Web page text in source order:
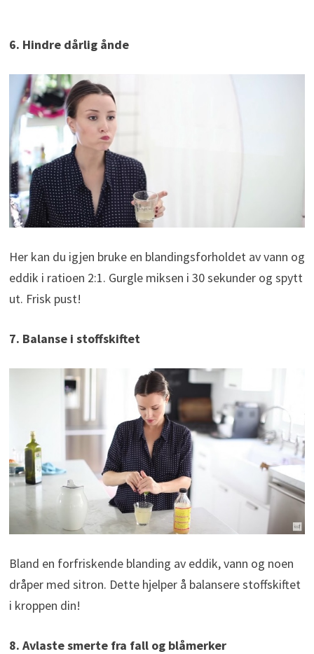
6. Hindre dårlig ånde
Her kan du igjen bruke en blandingsforholdet av vann og
eddik i ratioen 2:1. Gurgle miksen i 30 sekunder og spytt
ut. Frisk pust!
7. Balanse i stoffskiftet
Bland en forfriskende blanding av eddik, vann og noen
dråper med sitron. Dette hjelper å balansere stoffskiftet
i kroppen din!
8. Avlaste smerte fra fall og blåmerker